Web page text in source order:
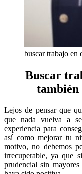
buscar trabajo en
Buscar
también
Lejos de pensar que
que nada vuelva a
experiencia para
así como mejorar tu
motivo, no debemos
irrecuperable, ya que
prudencial sin